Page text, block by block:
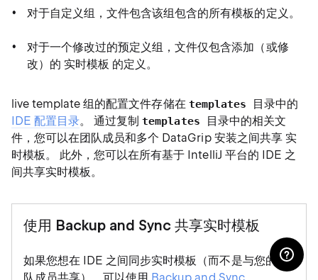
对于自定义组，文件包含该组包含的所有模板的定义。
对于一个修改过的预定义组，文件仅包含添加（或修
改）的 实时模板 的定义。
live template 组的配置文件存储在 templates
目录中的
IDE 配置目录。 通过复制templates
目录中的相关文
件，您可以在团队成员和多个 DataGrip 安装之间共享 实
时模板。 此外，您可以在所有基于 IntelliJ 平台的 IDE 之
间共享实时模板。
使用 Backup and Sync 共享实时模板
如果您想在 IDE 之间同步实时模板（而不是与您的团